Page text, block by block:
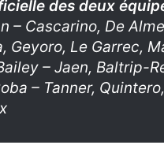
des deux
– Cascarino, De
Geyoro, Le Garrec,
– Jaen, Baltrip-
– Tanner,